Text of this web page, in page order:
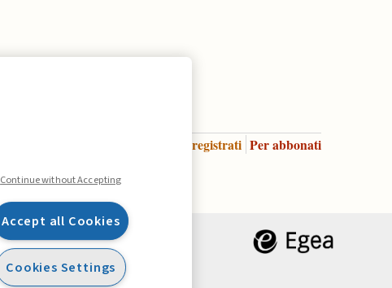
Per registrati Per abbonati
Continue without Accepting
Accept all Cookies
Cookies Settings